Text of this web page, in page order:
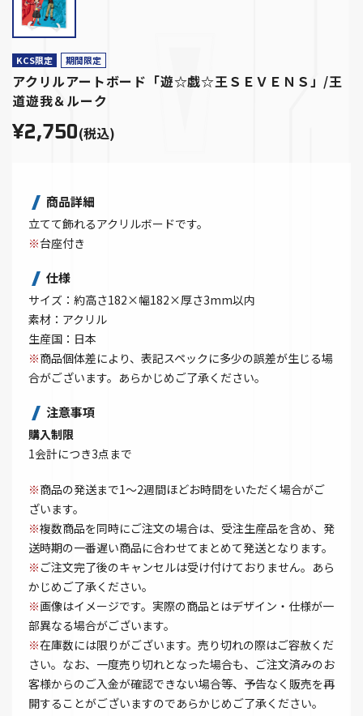
KCS限定 期間限定
アクリルアートボード「遊☆戯☆王ＳＥＶＥＮＳ」/王
道遊我＆ルーク
¥2,750(税込)
商品詳細
立てて飾れるアクリルボードです。
※台座付き
仕様
サイズ：約高さ182×幅182×厚さ3mm以内
素材：アクリル
生産国：日本
※商品個体差により、表記スペックに多少の誤差が生じる場
合がございます。あらかじめご了承ください。
注意事項
購入制限
1会計につき3点まで
※商品の発送まで1～2週間ほどお時間をいただく場合がご
ざいます。
※複数商品を同時にご注文の場合は、受注生産品を含め、発
送時期の一番遅い商品に合わせてまとめて発送となります。
※ ご注文完了後のキャンセルは受け付けておりません。あら
かじめご了承ください。
※画像はイメージです。実際の商品とはデザイン・仕様が一
部異なる場合がございます。
※在庫数には限りがございます。売り切れの際はご容赦くだ
さい。なお、一度売り切れとなった場合も、ご注文済みのお
客様からのご入金が確認できない場合等、予告なく販売を再
開することがございますのであらかじめご了承ください。